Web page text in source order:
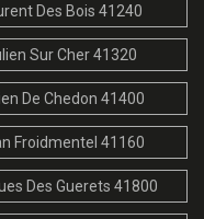
Des Bois 41240
Sur Cher 41320
De Chedon 41400
Froidmentel 41160
Des Guerets 41800